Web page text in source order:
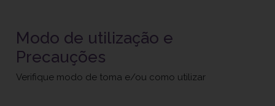
Modo de utilização e
Precauções
Verifique modo de toma e/ou como utilizar